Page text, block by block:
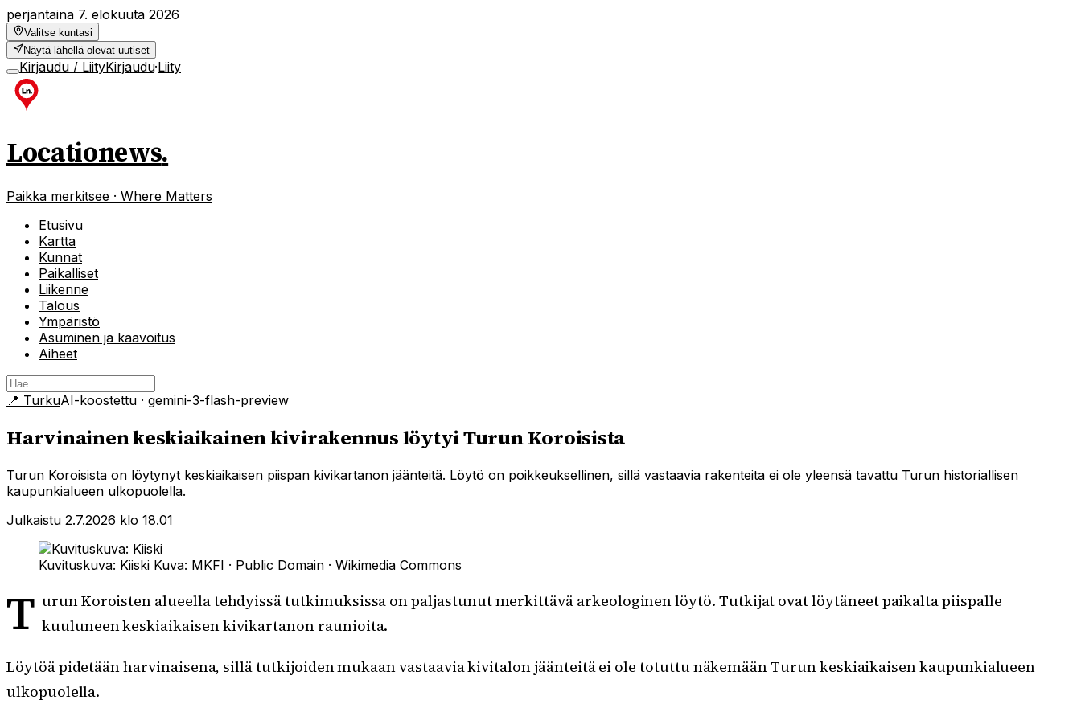
perjantaina 7. elokuuta 2026
Valitse kuntasi
Näytä lähellä olevat uutiset
Kirjaudu / LiityKirjaudu·Liity
Locationews.
Paikka merkitsee · Where Matters
Etusivu
Kartta
Kunnat
Paikalliset
Liikenne
Talous
Ympäristö
Asuminen ja kaavoitus
Aiheet
📍 TurkuAI-koostettu · gemini-3-flash-preview
Harvinainen keskiaikainen kivirakennus löytyi Turun Koroisista
Turun Koroisista on löytynyt keskiaikaisen piispan kivikartanon jäänteitä. Löytö on poikkeuksellinen, sillä vastaavia rakenteita ei ole yleensä tavattu Turun historiallisen
kaupunkialueen ulkopuolella.
Julkaistu 2.7.2026 klo 18.01
Kuvituskuva: Kiiski Kuva: MKFI · Public Domain · Wikimedia Commons
T urun Koroisten alueella tehdyissä tutkimuksissa on paljastunut merkittävä arkeologinen löytö. Tutkijat ovat löytäneet paikalta piispalle
kuuluneen keskiaikaisen kivikartanon raunioita.
Löytöä pidetään harvinaisena, sillä tutkijoiden mukaan vastaavia kivitalon jäänteitä ei ole totuttu näkemään Turun keskiaikaisen kaupunkialueen
ulkopuolella.